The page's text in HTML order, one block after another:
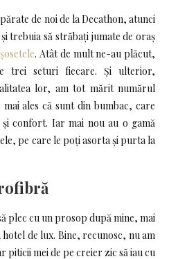
de noi de la Decathon, atunci
trebuia să străbați jumate de oraș
șosetele. Atât de mult ne-au plăcut,
trei seturi fiecare. Și ulterior,
lor, am tot mărit numărul
ales că sunt din bumbac, care
confort. Iar mai nou au o gamă
pe care le poți asorta și purta la
plec cu un prosop după mine, mai
hotel de lux. Bine, recunosc, nu am
piticii mei de pe creier zic să iau cu